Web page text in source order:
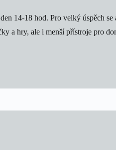
14-18 hod. Pro velký úspěch se
a hry, ale i menší přístroje pro